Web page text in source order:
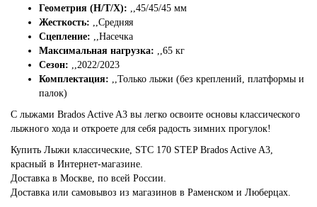
Геометрия (Н/Т/Х): ,,45/45/45 мм
Жесткость: ,,Средняя
Сцепление: ,,Насечка
Максимальная нагрузка: ,,65 кг
Сезон: ,,2022/2023
Комплектация: ,,Только лыжи (без креплений, платформы и
палок)
С лыжами Brados Active A3 вы легко освоите основы классического
лыжного хода и откроете для себя радость зимних прогулок!
Купить Лыжи классические, STC 170 STEP Brados Active A3,
красный в Интернет-магазине.
Доставка в Москве, по всей России.
Доставка или самовывоз из магазинов в Раменском и Люберцах.